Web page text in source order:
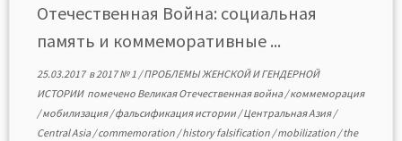
Отечественная Война: социальная
память и коммеморативные ...
25.03.2017в2017 № 1 /ПРОБЛЕМЫ ЖЕНСКОЙ И ГЕНДЕРНОЙ
ИСТОРИИ помечено Великая Отечественная война/коммеморация
/мобилизация/фальсификация истории /Центральная Азия/
Central Asia/commemoration /history falsification /mobilization /the